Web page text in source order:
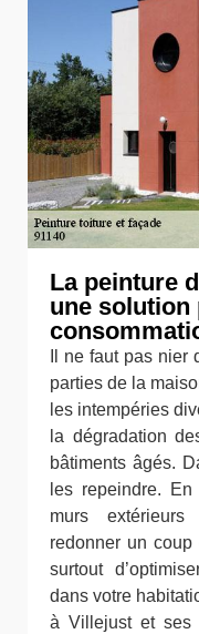
La peinture
une
Il ne faut pas
parties de la
les intempéries
la dégradation
bâtiments âgés.
les repeindre.
murs
redonner un
surtout
dans votre
à Villejust et ses